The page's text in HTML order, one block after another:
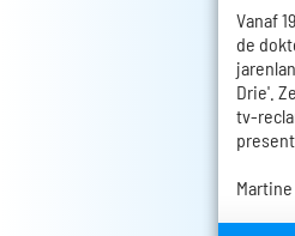
Vanaf
de
Drie'.
tv-